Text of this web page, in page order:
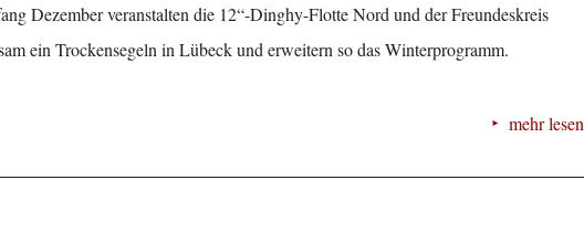
Dezember veranstalten die 12“-Dinghy-Flotte Nord und der Freundeskreis
ein Trockensegeln in Lübeck und erweitern so das Winterprogramm.
mehr lesen